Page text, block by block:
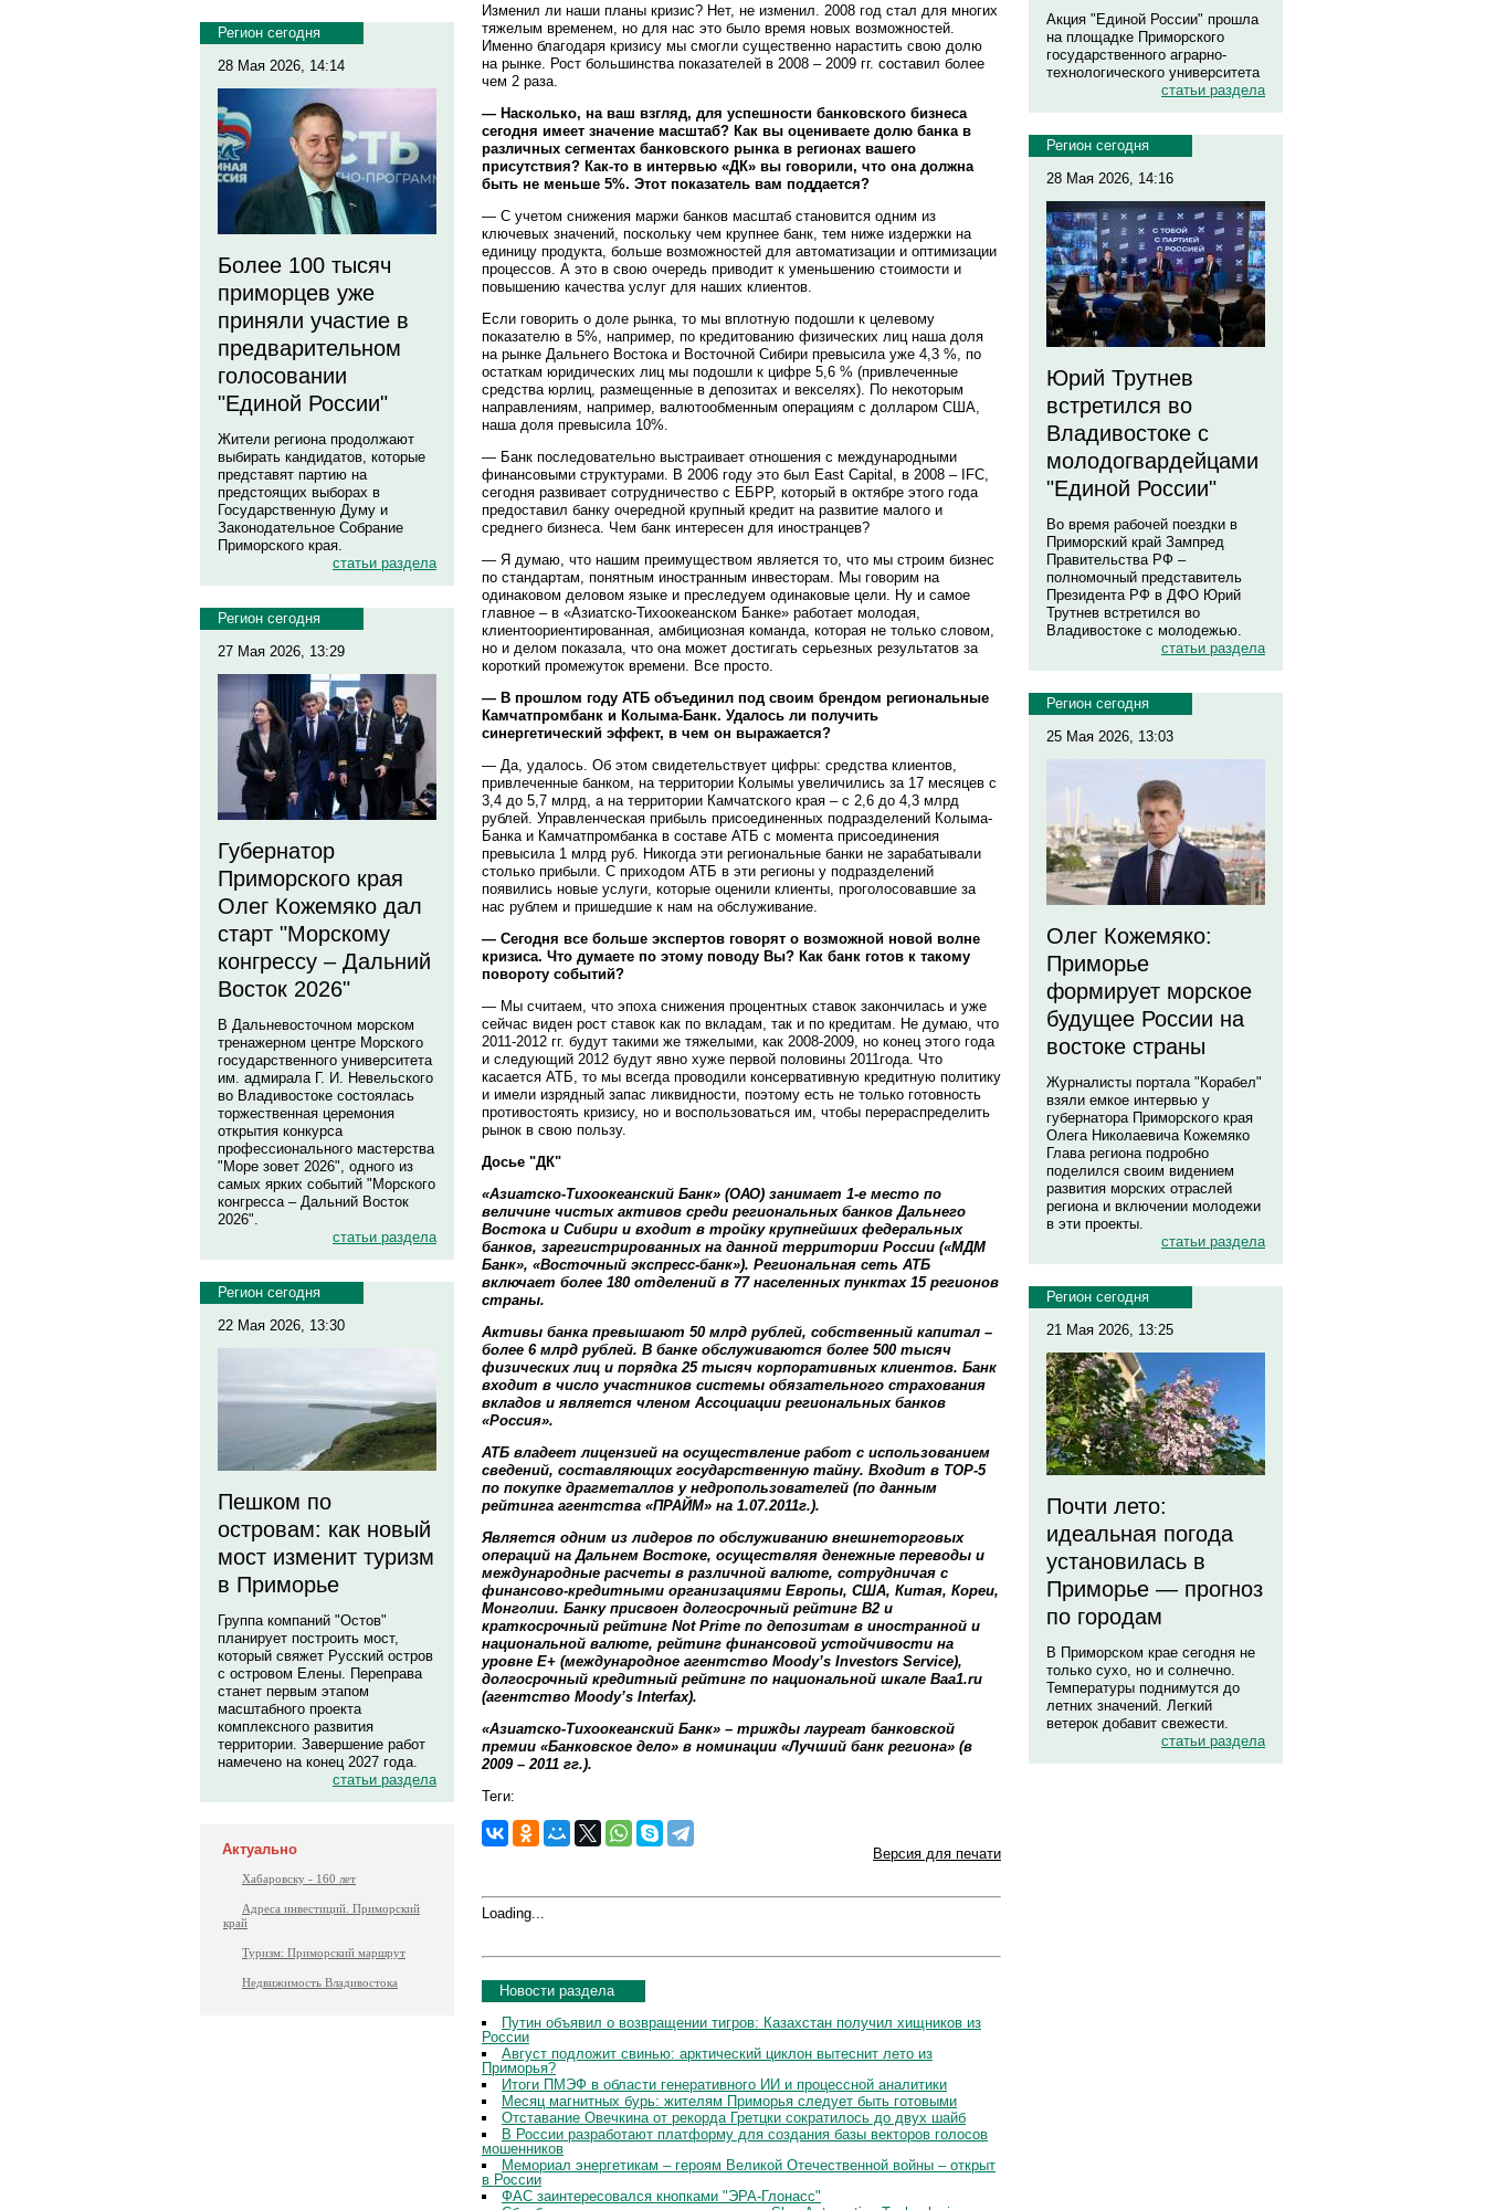
Регион сегодня
28 Мая 2026, 14:14
Более 100 тысяч
приморцев уже
приняли участие в
предварительном
голосовании
"Единой России"
Жители региона продолжают
выбирать кандидатов, которые
представят партию на
предстоящих выборах в
Государственную Думу и
Законодательное Собрание
Приморского края.
статьи раздела
Регион сегодня
27 Мая 2026, 13:29
Губернатор
Приморского края
Олег Кожемяко дал
старт "Морскому
конгрессу – Дальний
Восток 2026"
В Дальневосточном морском
тренажерном центре Морского
государственного университета
им. адмирала Г. И. Невельского
во Владивостоке состоялась
торжественная церемония
открытия конкурса
профессионального мастерства
"Море зовет 2026", одного из
самых ярких событий "Морского
конгресса – Дальний Восток
2026".
статьи раздела
Регион сегодня
22 Мая 2026, 13:30
Пешком по
островам: как новый
мост изменит туризм
в Приморье
Группа компаний "Остов"
планирует построить мост,
который свяжет Русский остров
с островом Елены. Переправа
станет первым этапом
масштабного проекта
комплексного развития
территории. Завершение работ
намечено на конец 2027 года.
статьи раздела
Актуально
Хабаровску - 160 лет
Адреса инвестиций. Приморский
край
Туризм: Приморский маршрут
Недвижимость Владивостока
Изменил ли наши планы кризис? Нет, не изменил. 2008 год стал для многих
тяжелым временем, но для нас это было время новых возможностей.
Именно благодаря кризису мы смогли существенно нарастить свою долю
на рынке. Рост большинства показателей в 2008 – 2009 гг. составил более
чем 2 раза.
— Насколько, на ваш взгляд, для успешности банковского бизнеса
сегодня имеет значение масштаб? Как вы оцениваете долю банка в
различных сегментах банковского рынка в регионах вашего
присутствия? Как-то в интервью «ДК» вы говорили, что она должна
быть не меньше 5%. Этот показатель вам поддается?
— С учетом снижения маржи банков масштаб становится одним из
ключевых значений, поскольку чем крупнее банк, тем ниже издержки на
единицу продукта, больше возможностей для автоматизации и оптимизации
процессов. А это в свою очередь приводит к уменьшению стоимости и
повышению качества услуг для наших клиентов.
Если говорить о доле рынка, то мы вплотную подошли к целевому
показателю в 5%, например, по кредитованию физических лиц наша доля
на рынке Дальнего Востока и Восточной Сибири превысила уже 4,3 %, по
остаткам юридических лиц мы подошли к цифре 5,6 % (привлеченные
средства юрлиц, размещенные в депозитах и векселях). По некоторым
направлениям, например, валютообменным операциям с долларом США,
наша доля превысила 10%.
— Банк последовательно выстраивает отношения с международными
финансовыми структурами. В 2006 году это был Eаst Сapital, в 2008 – IFС,
сегодня развивает сотрудничество с ЕБРР, который в октябре этого года
предоставил банку очередной крупный кредит на развитие малого и
среднего бизнеса. Чем банк интересен для иностранцев?
— Я думаю, что нашим преимуществом является то, что мы строим бизнес
по стандартам, понятным иностранным инвесторам. Мы говорим на
одинаковом деловом языке и преследуем одинаковые цели. Ну и самое
главное – в «Азиатско-Тихоокеанском Банке» работает молодая,
клиентоориентированная, амбициозная команда, которая не только словом,
но и делом показала, что она может достигать серьезных результатов за
короткий промежуток времени. Все просто.
— В прошлом году АТБ объединил под своим брендом региональные
Камчатпромбанк и Колыма-Банк. Удалось ли получить
синергетический эффект, в чем он выражается?
— Да, удалось. Об этом свидетельствует цифры: средства клиентов,
привлеченные банком, на территории Колымы увеличились за 17 месяцев с
3,4 до 5,7 млрд, а на территории Камчатского края – с 2,6 до 4,3 млрд
рублей. Управленческая прибыль присоединенных подразделений Колыма-
Банка и Камчатпромбанка в составе АТБ с момента присоединения
превысила 1 млрд руб. Никогда эти региональные банки не зарабатывали
столько прибыли. С приходом АТБ в эти регионы у подразделений
появились новые услуги, которые оценили клиенты, проголосовавшие за
нас рублем и пришедшие к нам на обслуживание.
— Сегодня все больше экспертов говорят о возможной новой волне
кризиса. Что думаете по этому поводу Вы? Как банк готов к такому
повороту событий?
— Мы считаем, что эпоха снижения процентных ставок закончилась и уже
сейчас виден рост ставок как по вкладам, так и по кредитам. Не думаю, что
2011-2012 гг. будут такими же тяжелыми, как 2008-2009, но конец этого года
и следующий 2012 будут явно хуже первой половины 2011года. Что
касается АТБ, то мы всегда проводили консервативную кредитную политику
и имели изрядный запас ликвидности, поэтому есть не только готовность
противостоять кризису, но и воспользоваться им, чтобы перераспределить
рынок в свою пользу.
Досье "ДК"
«Азиатско-Тихоокеанский Банк» (ОАО) занимает 1-е место по
величине чистых активов среди региональных банков Дальнего
Востока и Сибири и входит в тройку крупнейших федеральных
банков, зарегистрированных на данной территории России («МДМ
Банк», «Восточный экспресс-банк»). Региональная сеть АТБ
включает более 180 отделений в 77 населенных пунктах 15 регионов
страны.
Активы банка превышают 50 млрд рублей, собственный капитал –
более 6 млрд рублей. В банке обслуживаются более 500 тысяч
физических лиц и порядка 25 тысяч корпоративных клиентов. Банк
входит в число участников системы обязательного страхования
вкладов и является членом Ассоциации региональных банков
«Россия».
АТБ владеет лицензией на осуществление работ с использованием
сведений, составляющих государственную тайну. Входит в TOP-5
по покупке драгметаллов у недропользователей (по данным
рейтинга агентства «ПРАЙМ» на 1.07.2011г.).
Является одним из лидеров по обслуживанию внешнеторговых
операций на Дальнем Востоке, осуществляя денежные переводы и
международные расчеты в различной валюте, сотрудничая с
финансово-кредитными организациями Европы, США, Китая, Кореи,
Монголии. Банку присвоен долгосрочный рейтинг В2 и
краткосрочный рейтинг Not Prime по депозитам в иностранной и
национальной валюте, рейтинг финансовой устойчивости на
уровне Е+ (международное агентство Moody’s Investors Service),
долгосрочный кредитный рейтинг по национальной шкале Baa1.ru
(агентство Moody’s Interfax).
«Азиатско-Тихоокеанский Банк» – трижды лауреат банковской
премии «Банковское дело» в номинации «Лучший банк региона» (в
2009 – 2011 гг.).
Теги:
Версия для печати
Loading...
Новости раздела
Путин объявил о возвращении тигров: Казахстан получил хищников из
России
Август подложит свинью: арктический циклон вытеснит лето из
Приморья?
Итоги ПМЭФ в области генеративного ИИ и процессной аналитики
Месяц магнитных бурь: жителям Приморья следует быть готовыми
Отставание Овечкина от рекорда Гретцки сократилось до двух шайб
В России разработают платформу для создания базы векторов голосов
мошенников
Мемориал энергетикам – героям Великой Отечественной войны – открыт
в России
ФАС заинтересовался кнопками "ЭРА-Глонасс"
Акция "Единой России" прошла
на площадке Приморского
государственного аграрно-
технологического университета
статьи раздела
Регион сегодня
28 Мая 2026, 14:16
Юрий Трутнев
встретился во
Владивостоке с
молодогвардейцами
"Единой России"
Во время рабочей поездки в
Приморский край Зампред
Правительства РФ –
полномочный представитель
Президента РФ в ДФО Юрий
Трутнев встретился во
Владивостоке с молодежью.
статьи раздела
Регион сегодня
25 Мая 2026, 13:03
Олег Кожемяко:
Приморье
формирует морское
будущее России на
востоке страны
Журналисты портала "Корабел"
взяли емкое интервью у
губернатора Приморского края
Олега Николаевича Кожемяко
Глава региона подробно
поделился своим видением
развития морских отраслей
региона и включении молодежи
в эти проекты.
статьи раздела
Регион сегодня
21 Мая 2026, 13:25
Почти лето:
идеальная погода
установилась в
Приморье — прогноз
по городам
В Приморском крае сегодня не
только сухо, но и солнечно.
Температуры поднимутся до
летних значений. Легкий
ветерок добавит свежести.
статьи раздела